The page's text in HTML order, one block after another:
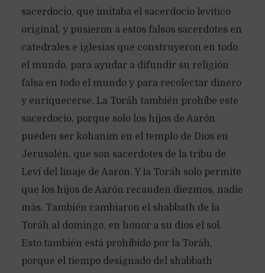
sacerdocio, que imitaba el sacerdocio levítico
original, y pusieron a estos falsos sacerdotes en
catedrales e iglesias que construyeron en todo
el mundo, para ayudar a difundir su religión
falsa en todo el mundo y para recolectar dinero
y enriquecerse. La Toráh también prohíbe este
sacerdocio, porque solo los hijos de Aarón
pueden ser kohanim en el templo de Dios en
Jerusalén, que son sacerdotes de la tribu de
Leví del linaje de Aarón. Y la Toráh solo permite
que los hijos de Aarón recauden diezmos, nadie
más. También cambiaron el shabbath de la
Toráh al domingo, en honor a su dios el sol.
Esto también está prohibido por la Toráh,
porque el tiempo designado del shabbath